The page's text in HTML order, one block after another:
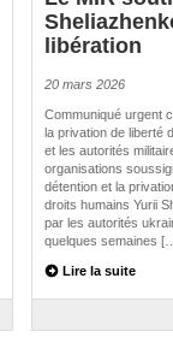
libération
20 mars 2026
Communiqué urgent
la privation de liberté
et les autorités
organisations
détention et la
droits humains Yurii
par les autorités
quelques semaines
Lire la suite